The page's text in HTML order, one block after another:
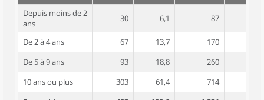
Depuis moins de 2
ans
30 6,1 87
De 2 à 4 ans 67 13,7 170
De 5 à 9 ans
93 18,8 260
10 ans ou plus
303 61,4 714